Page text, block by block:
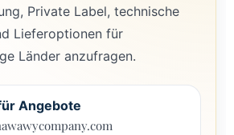
Private Label, technische
Lieferoptionen für
Länder anzufragen.
Angebote